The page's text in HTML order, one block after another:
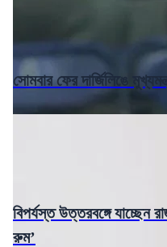
সোমবার ফের দার্জিলিঙে
বিপর্যস্ত উত্তরবঙ্গে যাচ্ছেন
রুম’